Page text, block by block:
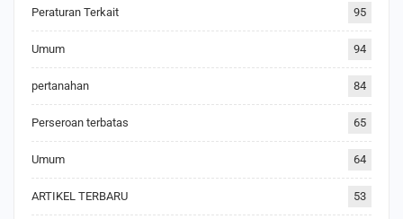
Peraturan Terkait 95
Umum 94
pertanahan 84
Perseroan terbatas 65
Umum 64
ARTIKEL TERBARU 53